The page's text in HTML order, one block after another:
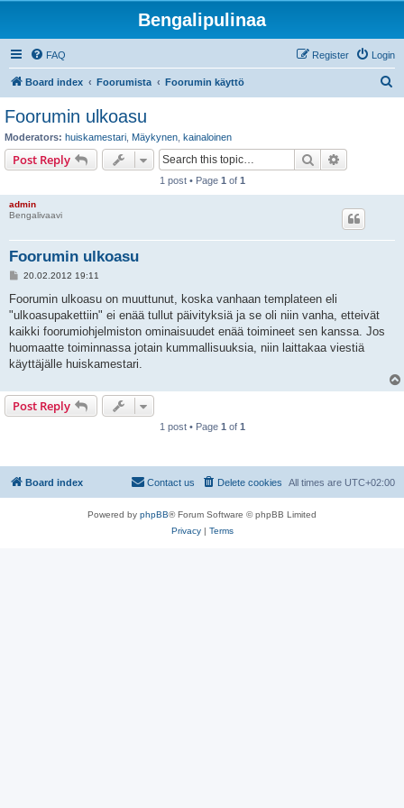
Bengalipulinaa
FAQ Login
Register
Board index Foorumista Foorumin käyttö
Foorumin ulkoasu
Moderators: huiskamestari Mäykynen kainaloinen
Post Reply Search
1 post • Page 1 of 1
admin
Bengalivaavi
Foorumin ulkoasu
P
s
20.02.2012 19:11
Foorumin ulkoasu on muuttunut, koska vanhaan templateen eli
"ulkoasupakettiin" ei enää tullut päivityksiä ja se oli niin vanha, etteivät
kaikki foorumiohjelmiston ominaisuudet enää toimineet sen kanssa. Jos
huomaatte toiminnassa jotain kummallisuuksia, niin laittakaa viestiä
käyttäjälle huiskamestari.
Post Reply
1 post • Page 1 of 1
Board index All times are UTC+02:00
Delete cookies
Contact us
Powered by phpBB® Forum Software © phpBB Limited
Privacy| Terms